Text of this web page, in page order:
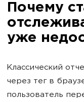
Почему
уже
Классический
через тег в
пользователь